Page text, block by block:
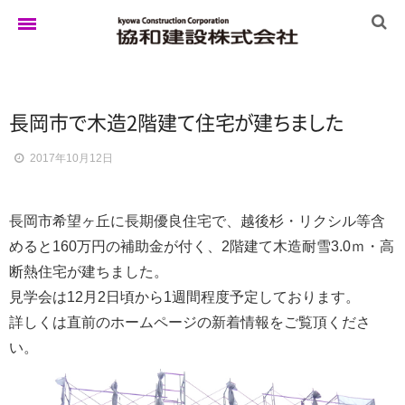
実例集
ブログ
長岡市で木造2階建て住宅が建ちま した
2017年10月12日
長岡市希望ヶ丘に長期優良住宅で、越後杉・リクシル等含
めると160万円の補助金が付く、2階建て木造耐雪3.0ｍ・高
断熱住宅が建ちました。
見学会は12月2日頃から1週間程度予定しております。
詳しくは直前のホームページの新着情報をご覧頂くださ
い。